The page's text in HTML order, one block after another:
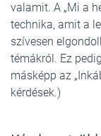
valamit. A „Mi a
technika, amit a
szívesen
témákról. Ez
másképp az
kérdések.)